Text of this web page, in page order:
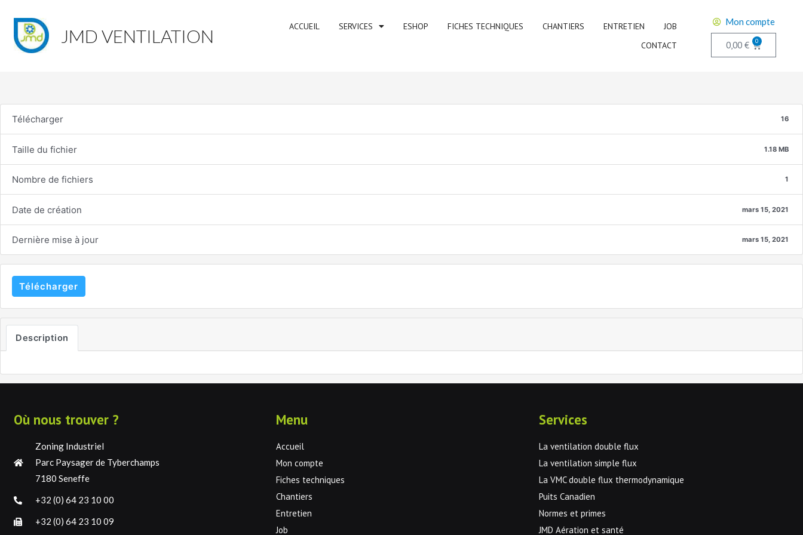
JMD VENTILATION ACCUEIL SERVICES ESHOP FICHES TECHNIQUES CHANTIERS ENTRETIEN
JOB
CONTACT
Mon compte
0,00€ 0
Télécharger 16
Taille du fichier 1.18 MB
Nombre de fichiers 1
Date de création mars 15, 2021
Dernière mise à jour mars 15, 2021
Télécharger
Description
Où nous trouver ?
Zoning Industriel
Parc Paysager de Tyberchamps
7180 Seneffe
+32 (0) 64 23 10 00
+32 (0) 64 23 10 09
Menu
Accueil
Mon compte
Fiches techniques
Chantiers
Entretien
Job
Services
La ventilation double flux
La ventilation simple flux
La VMC double flux thermodynamique
Puits Canadien
Normes et primes
JMD Aération et santé